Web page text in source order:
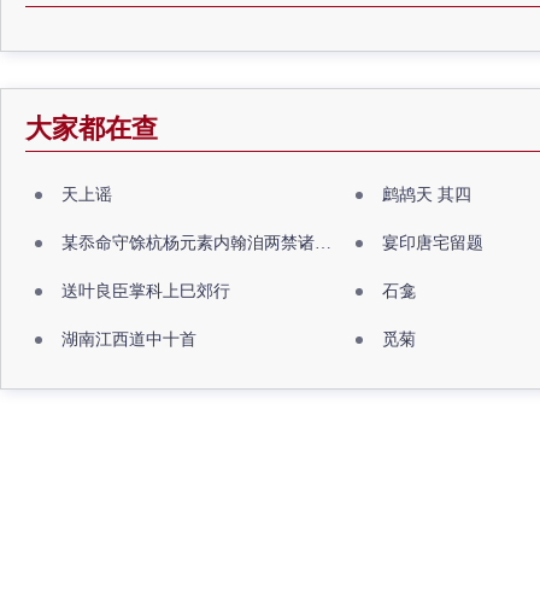
大家都在查
天上谣 鹧鸪天 其四
某忝命守馀杭杨元素内翰洎两禁诸公出祖佛寺 宴印唐宅留题
送叶良臣掌科上巳郊行 石龛
湖南江西道中十首 觅菊